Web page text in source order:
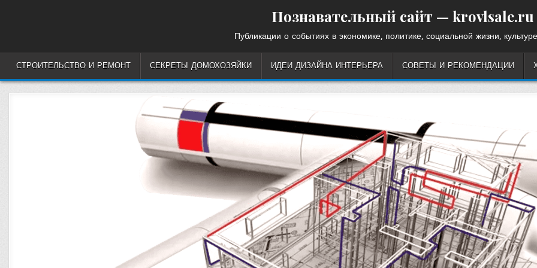
Познавательный сайт — krovlsale.ru
Публикации о событиях в экономике, политике, социальной жизни,
СТРОИТЕЛЬСТВО И РЕМОНТ СЕКРЕТЫ ДОМОХОЗЯЙКИ ИДЕИ ДИЗАЙНА ИНТЕРЬЕРА СОВЕТЫ И РЕКОМЕНДАЦИИ